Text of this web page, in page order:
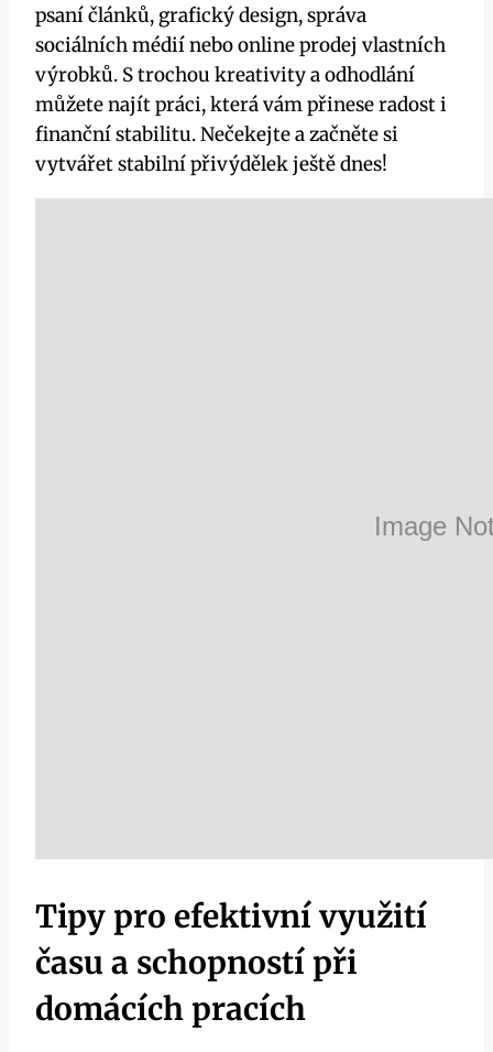
psaní článků, grafický design, správa
sociálních médií nebo online prodej vlastních
výrobků. S trochou kreativity a odhodlání
můžete najít práci, která vám přinese radost i
finanční stabilitu. Nečekejte a začněte si
vytvářet stabilní přivýdělek ještě dnes!
Tipy pro efektivní využití
času a schopností při
domácích pracích